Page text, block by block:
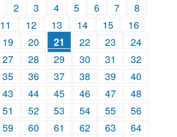
2 3 4 5 6 7
8
11 12 13 14 15
16
19 20 21 22 23
24
27 28 29 30 31
32
35 36 37 38 39
40
43 44 45 46 47
48
51 52 53 54 55
56
59 60 61 62 63
64